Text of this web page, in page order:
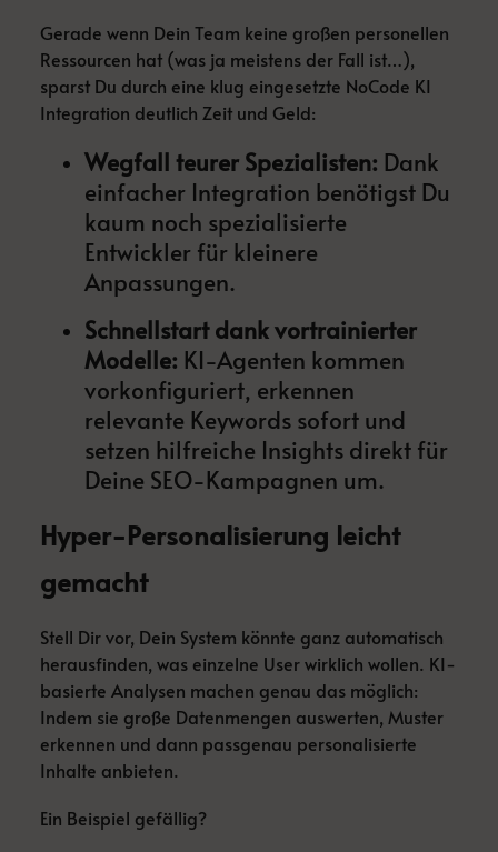
Gerade wenn Dein Team keine großen personellen
Ressourcen hat (was ja meistens der Fall ist…),
sparst Du durch eine klug eingesetzte NoCode KI
Integration deutlich Zeit und Geld:
Wegfall teurer Spezialisten: Dank
einfacher Integration benötigst Du
kaum noch spezialisierte
Entwickler für kleinere
Anpassungen.
Schnellstart dank vortrainierter
Modelle: KI-Agenten kommen
vorkonfiguriert, erkennen
relevante Keywords sofort und
setzen hilfreiche Insights direkt für
Deine SEO-Kampagnen um.
Hyper-Personalisierung leicht
gemacht
Stell Dir vor, Dein System könnte ganz automatisch
herausfinden, was einzelne User wirklich wollen. KI-
basierte Analysen machen genau das möglich:
Indem sie große Datenmengen auswerten, Muster
erkennen und dann passgenau personalisierte
Inhalte anbieten.
Ein Beispiel gefällig?